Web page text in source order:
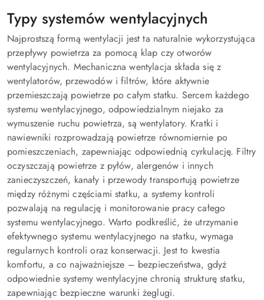
Typy systemów wentylacyjnych
Najprostszą formą wentylacji jest ta naturalnie wykorzystująca
przepływy powietrza za pomocą klap czy otworów
wentylacyjnych. Mechaniczna wentylacja składa się z
wentylatorów, przewodów i filtrów, które aktywnie
przemieszczają powietrze po całym statku. Sercem każdego
systemu wentylacyjnego, odpowiedzialnym niejako za
wymuszenie ruchu powietrza, są wentylatory. Kratki i
nawiewniki rozprowadzają powietrze równomiernie po
pomieszczeniach, zapewniając odpowiednią cyrkulację. Filtry
oczyszczają powietrze z pyłów, alergenów i innych
zanieczyszczeń, kanały i przewody transportują powietrze
między różnymi częściami statku, a systemy kontroli
pozwalają na regulację i monitorowanie pracy całego
systemu wentylacyjnego. Warto podkreślić, że utrzymanie
efektywnego systemu wentylacyjnego na statku, wymaga
regularnych kontroli oraz konserwacji. Jest to kwestia
komfortu, a co najważniejsze – bezpieczeństwa, gdyż
odpowiednie systemy wentylacyjne chronią strukturę statku,
zapewniając bezpieczne warunki żeglugi.